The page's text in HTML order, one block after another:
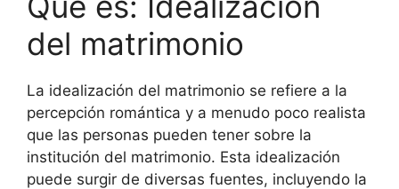
del matrimonio
La idealización del matrimonio se refiere a la
percepción romántica y a menudo poco realista
que las personas pueden tener sobre la
institución del matrimonio. Esta idealización
puede surgir de diversas fuentes, incluyendo la